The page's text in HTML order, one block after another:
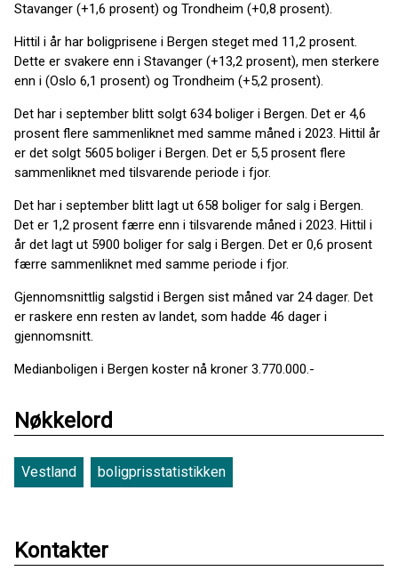
Stavanger (+1,6 prosent) og Trondheim (+0,8 prosent).
Hittil i år har boligprisene i Bergen steget med 11,2 prosent.
Dette er svakere enn i Stavanger (+13,2 prosent), men sterkere
enn i (Oslo 6,1 prosent) og Trondheim (+5,2 prosent).
Det har i september blitt solgt 634 boliger i Bergen. Det er 4,6
prosent flere sammenliknet med samme måned i 2023. Hittil år
er det solgt 5605 boliger i Bergen. Det er 5,5 prosent flere
sammenliknet med tilsvarende periode i fjor.
Det har i september blitt lagt ut 658 boliger for salg i Bergen.
Det er 1,2 prosent færre enn i tilsvarende måned i 2023. Hittil i
år det lagt ut 5900 boliger for salg i Bergen. Det er 0,6 prosent
færre sammenliknet med samme periode i fjor.
Gjennomsnittlig salgstid i Bergen sist måned var 24 dager. Det
er raskere enn resten av landet, som hadde 46 dager i
gjennomsnitt.
Medianboligen i Bergen koster nå kroner 3.770.000.-
Nøkkelord
Vestland boligprisstatistikken
Kontakter